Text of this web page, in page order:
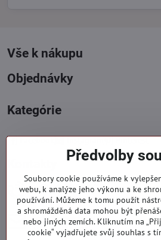
Vše k nákupu
Objednávky
Kategórie
+421 919 060 751
Pondělí - Pátek : 09:00 - 15:00 hod.
info​@everlady​.eu
Non stop ( 24/7 )
Předvolby
Soubory cookie používáme k
webu, k analýze jeho výkonu a ke
používání. Můžeme k tomu použít
a shromážděná data mohou být
nebo jiných zemích. Kliknutím na
cookie“ vyjadřujete svůj souhlas s